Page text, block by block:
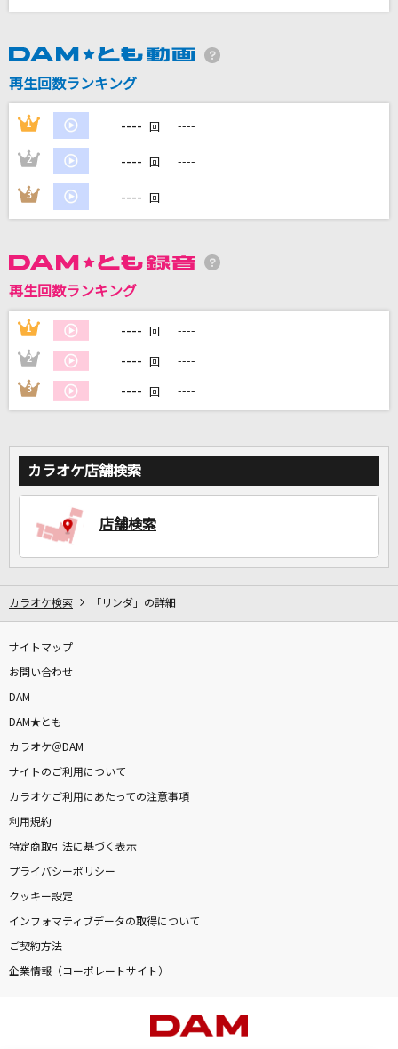
人生の晩歌
セーラー服と機関銃
薬師丸ひろ子
DAMの新曲・ランキングなど
カラオケをもっと楽しもう！
家族や友達と一緒に！練習にも！
再生回数ランキング
1 ---- 回 ----
2 ---- 回 ----
3 ---- 回 ----
再生回数ランキング
1 ---- 回 ----
2 ---- 回 ----
3 ---- 回 ----
カラオケ店舗検索
店舗検索
カラオケ検索 「リンダ」の詳細
サイトマップ
お問い合わせ
DAM
DAM★とも
カラオケ＠DAM
サイトのご利用について
カラオケご利用にあたっての注意事項
利用規約
特定商取引法に基づく表示
プライバシーポリシー
クッキー設定
インフォマティブデータの取得について
ご契約方法
企業情報（コーポレートサイト）